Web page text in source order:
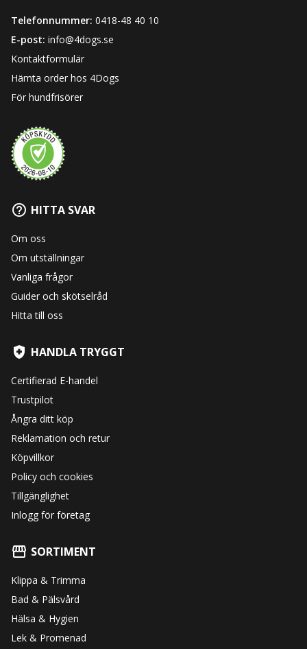
Telefonnummer: 0418-48 40 10
E-post: info@4dogs.se
Kontaktformulär
Hämta order hos 4Dogs
För hundfrisörer
HITTA SVAR
Om oss
Om utställningar
Vanliga frågor
Guider och skötselråd
Hitta till oss
HANDLA TRYGGT
Certifierad E-handel
Trustpilot
Ångra ditt köp
Reklamation och retur
Köpvillkor
Policy och cookies
Tillgänglighet
Inlogg för företag
SORTIMENT
Klippa & Trimma
Bad & Pälsvård
Hälsa & Hygien
Lek & Promenad